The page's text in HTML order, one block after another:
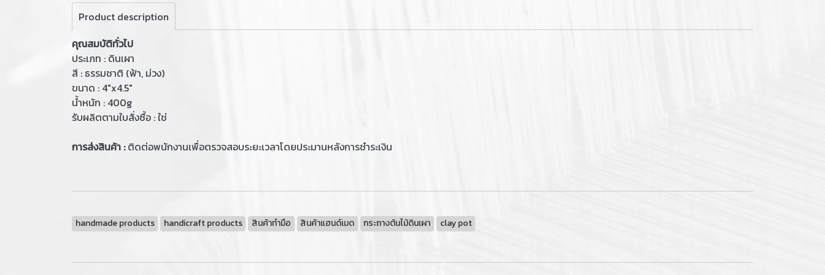
Product description
คุณสมบัติทั่วไป
ประเภท : ดินเผา
สี : ธรรมชาติ (ฟ้า, ม่วง)
ขนาด : 4"x4.5"
น้ำหนัก : 400g
รับผลิตตามใบสั่งซื้อ : ใช่
การส่งสินค้า :ติดต่อพนักงานเพื่อตรวจสอบระยะเวลาโดยประมานหลังการชำระเงิน
handmade products handicraft products สินค้าทำมือ สินค้าแฮนด์เมด กระถางต้นไม้ดินเผา clay pot